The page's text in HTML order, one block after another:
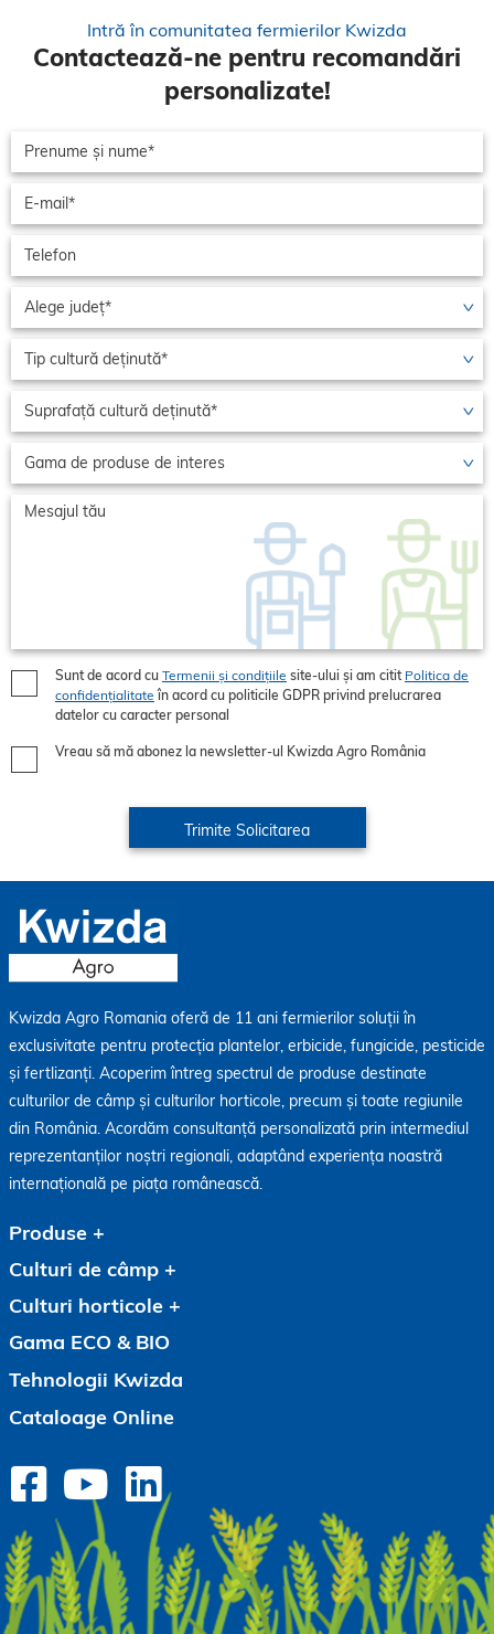
Intră în comunitatea fermierilor Kwizda
Contactează-ne pentru recomandări
personalizate!
Sunt de acord cu Termenii și condițiile site-ului și am citit Politica de
confidențialitate în acord cu politicile GDPR privind prelucrarea
datelor cu caracter personal
Vreau să mă abonez la newsletter-ul Kwizda Agro România
Kwizda Agro Romania oferă de 11 ani fermierilor soluții în
exclusivitate pentru protecția plantelor, erbicide, fungicide, pesticide
și fertlizanți. Acoperim întreg spectrul de produse destinate
culturilor de câmp și culturilor horticole, precum și toate regiunile
din România. Acordăm consultanță personalizată prin intermediul
reprezentanților noștri regionali, adaptând experiența noastră
internațională pe piața românească.
Produse
Culturi de câmp
Culturi horticole
Gama ECO & BIO
Tehnologii Kwizda
Cataloage Online